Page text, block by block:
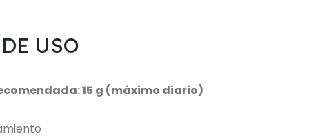
USO
15 g (máximo diario)